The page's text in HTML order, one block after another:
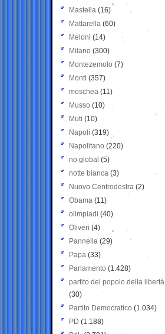
Mastella (16)
Mattarella (60)
Meloni (14)
Milano (300)
Montezemolo (7)
Monti (357)
moschea (11)
Musso (10)
Muti (10)
Napoli (319)
Napolitano (220)
no global (5)
notte bianca (3)
Nuovo Centrodestra (2)
Obama (11)
olimpiadi (40)
Oliveri (4)
Pannella (29)
Papa (33)
Parlamento (1.428)
partito del popolo della libertà
(30)
Partito Democratico (1.034)
PD (1.188)